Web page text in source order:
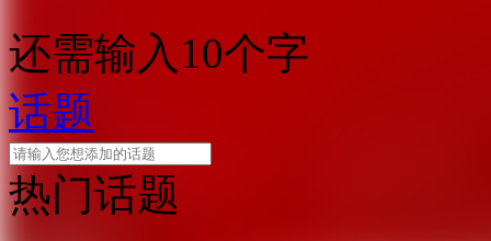
还需输入10个字
话题
热门话题